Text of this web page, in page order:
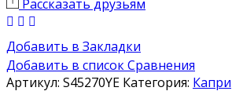
Рассказать друзьям
Добавить в Закладки
Добавить в список Сравнения
Артикул: S45270YE Категория: Капри